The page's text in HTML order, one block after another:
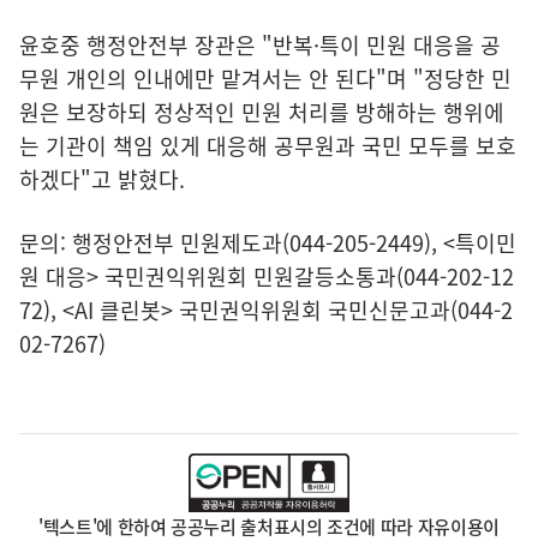
윤호중 행정안전부 장관은 "반복·특이 민원 대응을 공
무원 개인의 인내에만 맡겨서는 안 된다"며 "정당한 민
원은 보장하되 정상적인 민원 처리를 방해하는 행위에
는 기관이 책임 있게 대응해 공무원과 국민 모두를 보호
하겠다"고 밝혔다.
문의: 행정안전부 민원제도과(044-205-2449), <특이민
원 대응> 국민권익위원회 민원갈등소통과(044-202-12
72), <AI 클린봇> 국민권익위원회 국민신문고과(044-2
02-7267)
'텍스트'에 한하여 공공누리 출처표시의 조건에 따라 자유이용이